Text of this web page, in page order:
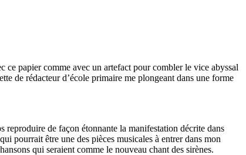
ce papier comme avec un artefact pour combler le vice abyssal
de rédacteur d’école primaire me plongeant dans une forme
de façon étonnante la manifestation décrite dans
pourrait être une des pièces musicales à entrer dans mon
qui seraient comme le nouveau chant des sirènes.